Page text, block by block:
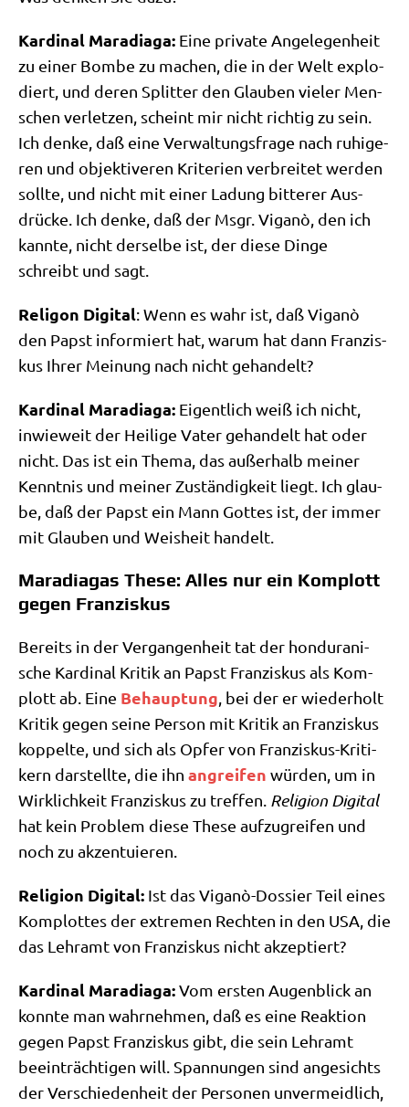
Kar­di­nal Mara­dia­ga: Eine pri­va­te Ange­le­gen­heit
zu einer Bom­be zu machen, die in der Welt explo­
diert, und deren Split­ter den Glau­ben vie­ler Men­
schen ver­let­zen, scheint mir nicht rich­tig zu sein.
Ich den­ke, daß eine Ver­wal­tungs­fra­ge nach ruhi­ge­
ren und objek­ti­ve­ren Kri­te­ri­en ver­brei­tet wer­den
soll­te, und nicht mit einer Ladung bit­te­rer Aus­
drücke. Ich den­ke, daß der Msgr. Viganò, den ich
kann­te, nicht der­sel­be ist, der die­se Din­ge
schreibt und sagt.
Reli­gon Digi­tal: Wenn es wahr ist, daß Viganò
den Papst infor­miert hat, war­um hat dann Fran­zis­
kus Ihrer Mei­nung nach nicht gehandelt?
Kar­di­nal Mara­dia­ga: Eigent­lich weiß ich nicht,
inwie­weit der Hei­li­ge Vater gehan­delt hat oder
nicht. Das ist ein The­ma, das außer­halb mei­ner
Kennt­nis und mei­ner Zustän­dig­keit liegt. Ich glau­
be, daß der Papst ein Mann Got­tes ist, der immer
mit Glau­ben und Weis­heit handelt.
Maradiagas These: Alles nur ein Komplott
gegen Franziskus
Bereits in der Ver­gan­gen­heit tat der hon­du­ra­ni­
sche Kar­di­nal Kri­tik an Papst Fran­zis­kus als Kom­
plott ab. Eine Behaup­tung, bei der er wie­der­holt
Kri­tik gegen sei­ne Per­son mit Kri­tik an Fran­zis­kus
kop­pel­te, und sich als Opfer von Fran­zis­kus-Kri­ti­
kern dar­stell­te, die ihn angrei­fen wür­den, um in
Wirk­lich­keit Fran­zis­kus zu tref­fen. Reli­gi­on Digi­tal
hat kein Pro­blem die­se The­se auf­zu­grei­fen und
noch zu akzentuieren.
Reli­gi­on Digi­tal: Ist das Viganò-Dos­sier Teil eines
Kom­plot­tes der extre­men Rech­ten in den USA, die
das Lehr­amt von Fran­zis­kus nicht akzeptiert?
Kar­di­nal Mara­dia­ga:Vom ersten Augen­blick an
konn­te man wahr­neh­men, daß es eine Reak­ti­on
gegen Papst Fran­zis­kus gibt, die sein Lehr­amt
beein­träch­ti­gen will. Span­nun­gen sind ange­sichts
der Ver­schie­den­heit der Per­so­nen unver­meid­lich,